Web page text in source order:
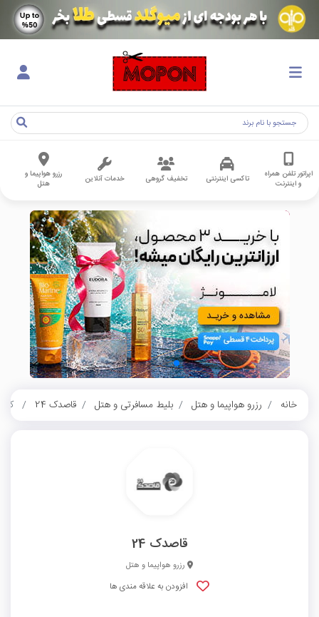
اپراتور تلفن همراه
و اینترنت
تاکسی اینترنتی تخفیف گروهی خدمات آنلاین
رزرو هواپیما و
هتل
خانه رزرو هواپیما و هتل بلیط مسافرتی و هتل قاصدک 24 کد تخفیف 50
قاصدک 24
رزرو هواپیما و هتل
افزودن به علاقه مندی ها